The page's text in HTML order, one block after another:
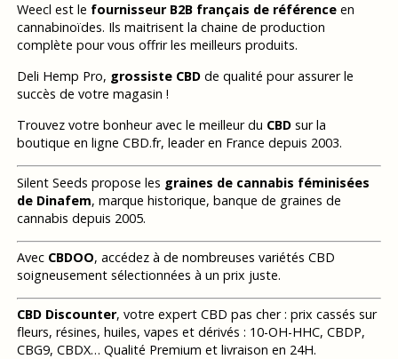
Weecl est le fournisseur B2B français de référenceen
cannabinoïdes. Ils maitrisent la chaine de production
complète pour vous offrir les meilleurs produits.
Deli Hemp Pro, grossiste CBDde qualité pour assurer le
succès de votre magasin !
Trouvez votre bonheur avec le meilleur du CBDsur la
boutique en ligne CBD.fr, leader en France depuis 2003.
Silent Seeds propose les graines de cannabis féminisées
de Dinafem, marque historique, banque de graines de
cannabis depuis 2005.
Avec CBDOO, accédez à de nombreuses variétés CBD
soigneusement sélectionnées à un prix juste.
CBD Discounter, votre expert CBD pas cher : prix cassés sur
fleurs, résines, huiles, vapes et dérivés : 10-OH-HHC, CBDP,
CBG9, CBDX… Qualité Premium et livraison en 24H.